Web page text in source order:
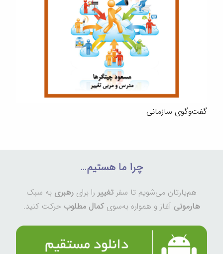
گفت‌وگوی سازمانی
چرا ما هستیم…
هم‌یارتان می‌شویم تا سفر تغییر را برای رهبری به سبک
هارمونی آغاز و همواره به‌سوی کمال مطلوب حرکت کنید.